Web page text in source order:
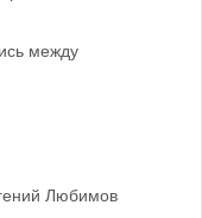
между
Любимов